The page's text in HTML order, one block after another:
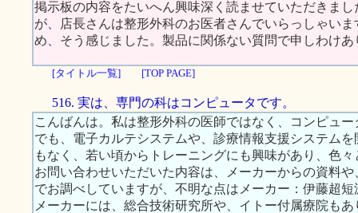
掲示板の内容をたいへん興味深く読ませていただきま
が、店長さんは整形外科のお医者さんでいらっしゃい
め、そう感じました。製品に関係ない質問で申しわけあ
[タイトル一覧] [TOP PAGE]
516. 実は、専門の科はコンピュータです。
こんばんは。私は整形外科の医師ではなく、コンピュ
でも、電子カルテシステムや、診療情報支援システム
もなく、若い頃からトレーニングにも興味があり、色
お問い合わせいただいた内容は、メーカーからの資料
でお調べしていますが、不明な点はメーカー：伊藤超
メーカーには、総合技術研究所や、イトー付属療院も